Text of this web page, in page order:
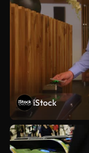
iStock